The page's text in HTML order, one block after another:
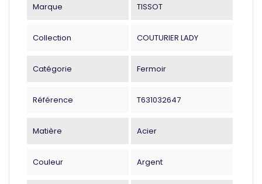
Marque TISSOT
Collection COUTURIER LADY
Catégorie Fermoir
Référence T631032647
Matière Acier
Couleur Argent